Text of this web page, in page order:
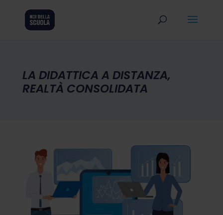
LA DIDATTICA A DISTANZA,
REALTÀ CONSOLIDATA